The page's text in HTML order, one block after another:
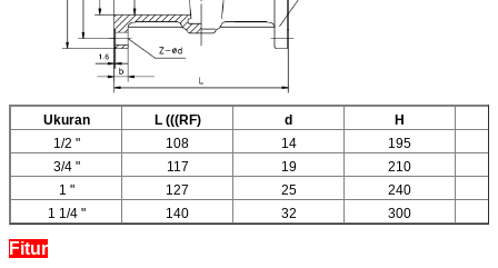
Ukuran L (((RF) d
H
1/2 "
108 14
195
3/4 "
117 19
210
1 "
127 25
240
1 1/4 "
140 32 300
Fitur